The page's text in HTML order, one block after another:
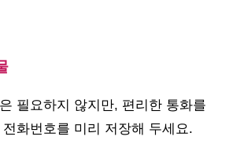
필요하지 않지만, 편리한 통화를
화번호를 미리 저장해 두세요.